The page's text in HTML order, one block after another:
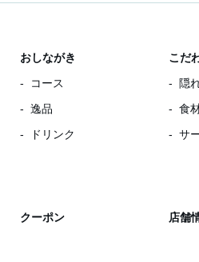
おしながき
コース
逸品
ドリンク
こだ
隠
食
サ
クーポン 店舗